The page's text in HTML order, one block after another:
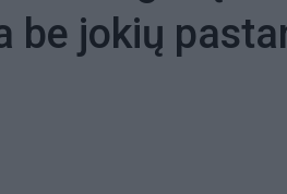
be jokių